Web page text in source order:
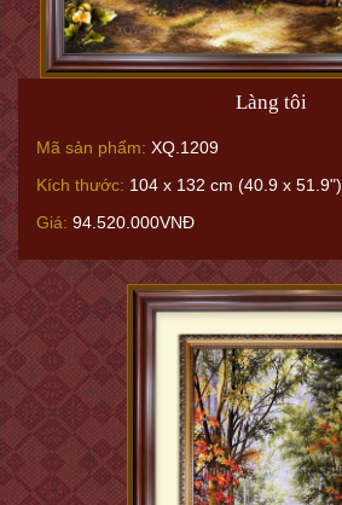
Làng tôi
Mã sản phẩm: XQ.1209
Kích thước: 104 x 132 cm (40.9 x 51.9")
Giá: 94.520.000VNĐ